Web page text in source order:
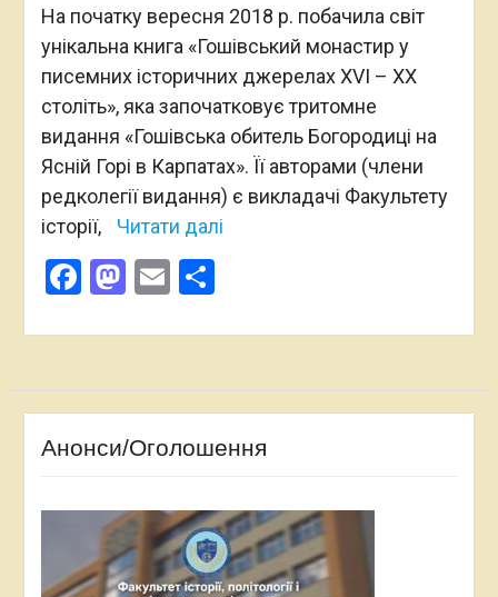
На початку вересня 2018 р. побачила світ
унікальна книга «Гошівський монастир у
писемних історичних джерелах ХVІ – ХХ
століть», яка започатковує тритомне
видання «Гошівська обитель Богородиці на
Ясній Горі в Карпатах». Її авторами (члени
редколегії видання) є викладачі Факультету
історії,
Читати далі
Facebook
Mastodon
EmailПоділитися
Анонси/Оголошення